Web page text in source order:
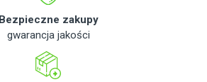
Bezpieczne zakupy
gwarancja jakości